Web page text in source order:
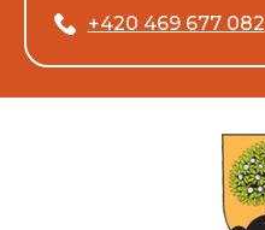
+420 469 677 082